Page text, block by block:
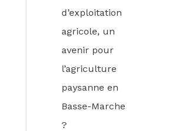
d’exploitation
agricole, un
avenir pour
l’agriculture
paysanne en
Basse-Marche
?